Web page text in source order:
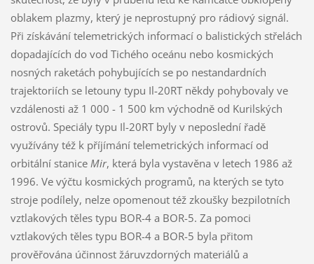
oblakem plazmy, který je neprostupný pro rádiový signál.
Při získávání telemetrických informací o balistických střelách
dopadajících do vod Tichého oceánu nebo kosmických
nosných raketách pohybujících se po nestandardních
trajektoriích se letouny typu Il-20RT někdy pohybovaly ve
vzdálenosti až 1 000 - 1 500 km východně od Kurilských
ostrovů. Speciály typu Il-20RT byly v neposlední řadě
využívány též k příjímání telemetrických informací od
orbitální stanice Mir, která byla vystavěna v letech 1986 až
1996. Ve výčtu kosmických programů, na kterých se tyto
stroje podílely, nelze opomenout též zkoušky bezpilotních
vztlakových těles typu BOR-4 a BOR-5. Za pomoci
vztlakových těles typu BOR-4 a BOR-5 byla přitom
prověřována účinnost žáruvzdorných materiálů a